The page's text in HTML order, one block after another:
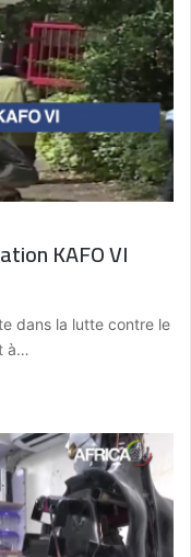
KAFO VI
dans la lutte contre le
à…